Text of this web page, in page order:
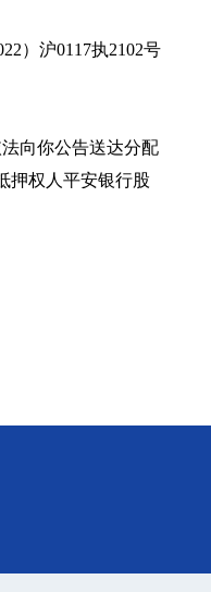
）沪0117执2102号
向你公告送达分配
押权人平安银行股